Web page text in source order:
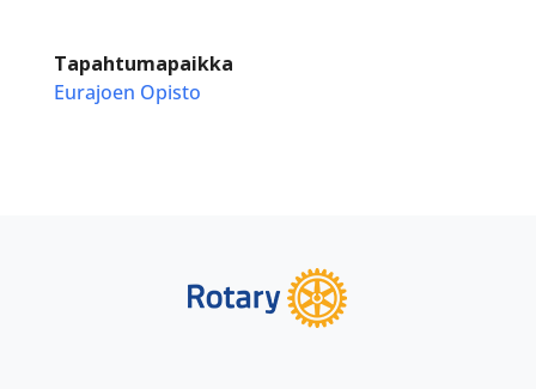
Tapahtumapaikka
Eurajoen Opisto